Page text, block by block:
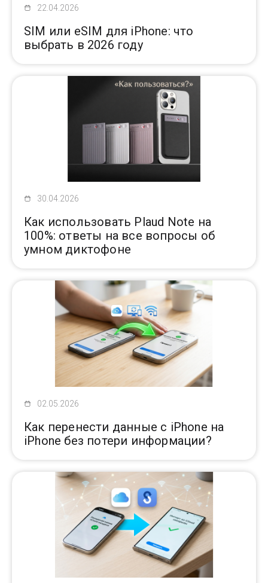
22.04.2026
SIM или eSIM для iPhone: что
выбрать в 2026 году
30.04.2026
Как использовать Plaud Note на
100%: ответы на все вопросы об
умном диктофоне
02.05.2026
Как перенести данные с iPhone на
iPhone без потери информации?